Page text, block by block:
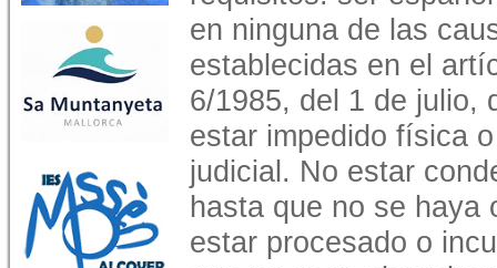
en ninguna de las
establecidas en el
6/1985, del 1 de julio,
estar impedido física
judicial. No estar
hasta que no se haya
estar procesado o